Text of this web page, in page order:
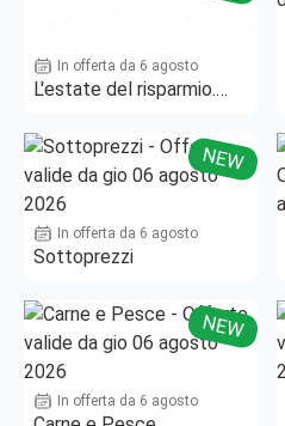
In offerta da 6 agosto
L'estate del risparmio.
NEW
In offerta da 6 agosto
Sottoprezzi
NEW
In offerta da 6 agosto